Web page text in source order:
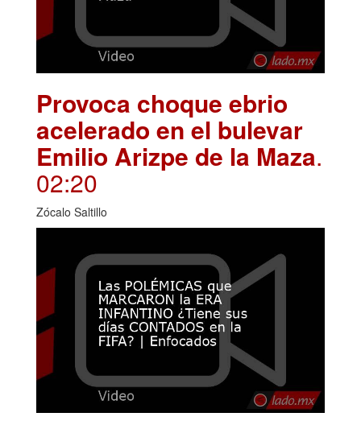
Provoca choque ebrio
acelerado en el bulevar
Emilio Arizpe de la Maza.
02:20
Zócalo Saltillo